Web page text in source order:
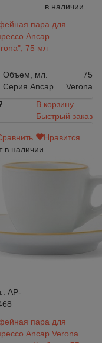
в наличии
пара для
Ancap
75 мл
Объем, мл.
75
Серия Ancap
Verona
В корзину
Быстрый заказ
Нравится
в наличии
AP-
пара для
Ancap Verona